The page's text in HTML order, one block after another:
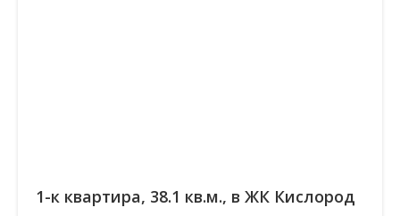
1-к квартира, 38.1 кв.м., в ЖК Кислород